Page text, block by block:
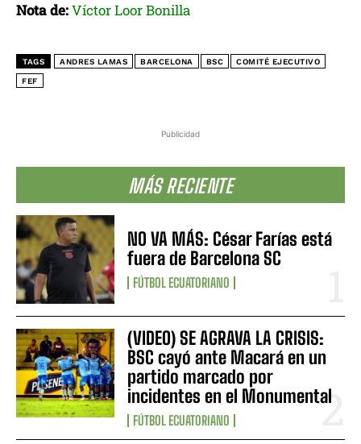
Publicidad
MÁS RECIENTE
NO VA MÁS: César Farías está
fuera de Barcelona SC
FÚTBOL ECUATORIANO
(VIDEO) SE AGRAVA LA CRISIS:
BSC cayó ante Macará en un
partido marcado por
incidentes en el Monumental
FÚTBOL ECUATORIANO
Nota de:Víctor Loor Bonilla
TAGS ANDRES LAMAS BARCELONA BSC COMITÉ EJECUTIVO
FEF